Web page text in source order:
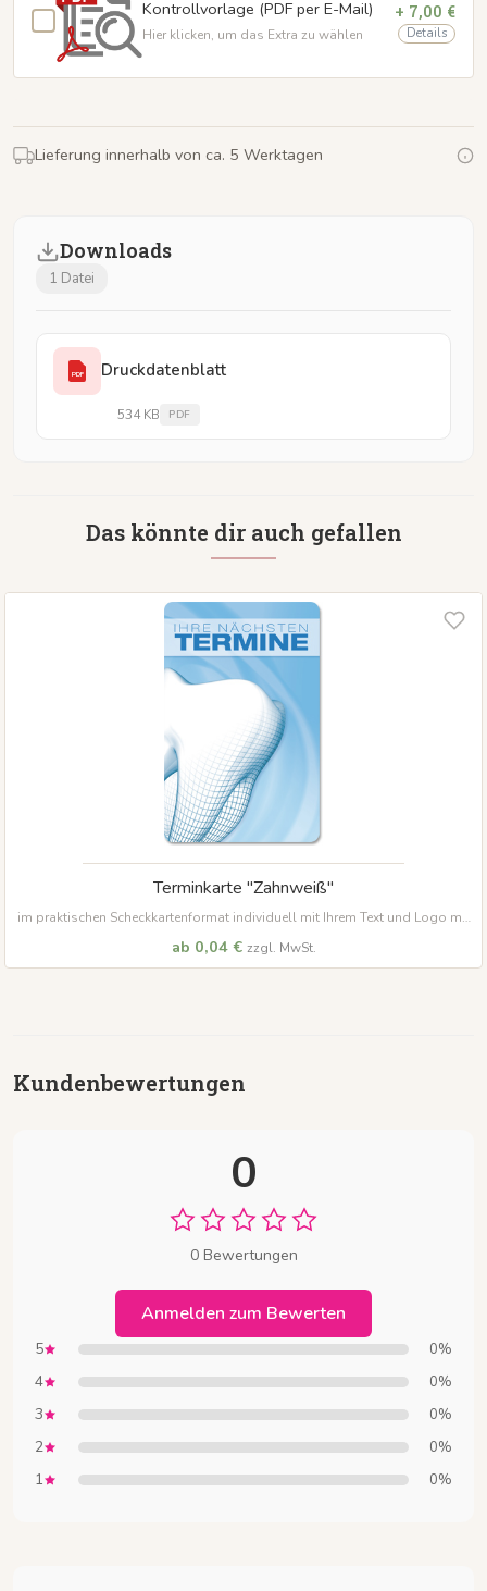
Kontrollvorlage (PDF per E-Mail)
Hier klicken, um das Extra zu wählen
+ 7,00 €
Details
Lieferung innerhalb von ca. 5 Werktagen
Downloads
1 Datei
PDF Druckdatenblatt
534 KB PDF
Das könnte dir auch gefallen
Terminkarte "Zahnweiß"
im praktischen Scheckkartenformat individuell mit Ihrem Text und Logo mit
ab 0,04 € zzgl. MwSt.
Kundenbewertungen
0
0 Bewertungen
Anmelden zum Bewerten
5 0%
4 0%
3 0%
2 0%
1 0%